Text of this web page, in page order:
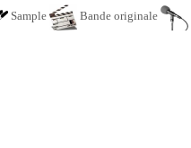
Sample Bande originale